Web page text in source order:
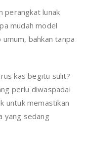
perangkat lunak
mudah model
umum, bahkan tanpa
kas begitu sulit?
perlu diwaspadai
untuk memastikan
yang sedang